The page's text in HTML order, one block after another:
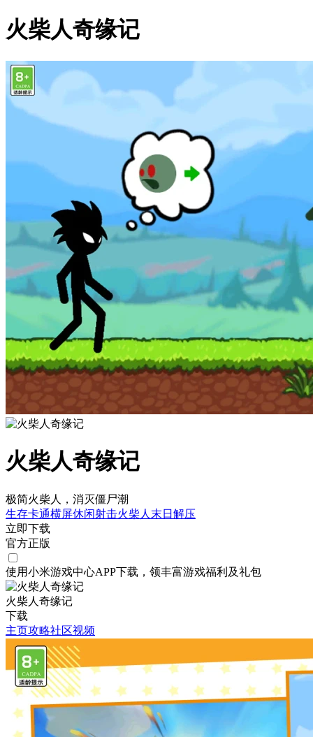
火柴人奇缘记
火柴人奇缘记
极简火柴人，消灭僵尸潮
生存卡通横屏休闲射击火柴人 末日 解压
立即下载
官方正版
使用小米游戏中心APP下载 ，领丰富游戏福利 及礼包
火柴人奇缘记
下载
主页攻略社区视频